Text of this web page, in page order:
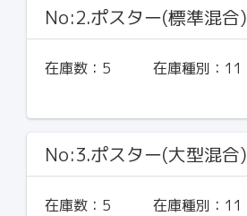
No:2.ポスター(標準混合)
在庫数： 5 在庫種別： 11
No:3.ポスター(大型混合)
在庫数： 5 在庫種別： 11